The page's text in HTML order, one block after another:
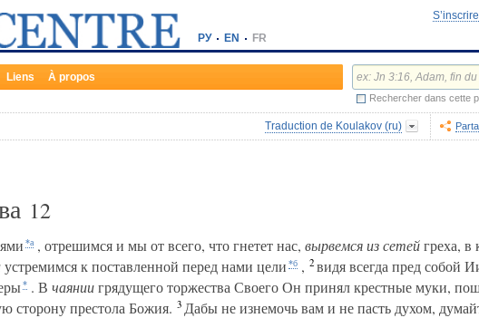
РУ EN FR
S’inscrire
Liens À propos
Rechercher dans cette
Traduction de Koulakov (ru)
12
*а , отрешимся и мы от всего, что гнетет нас, вырвемся из сетейгреха, в
устремимся к поставленной перед нами цели *б , 2видя всегда пред собой
* . В чаяниигрядущего торжества Своего Он принял крестные муки,
сторону престола Божия. 3Дабы не изнемочь вам и не пасть духом,